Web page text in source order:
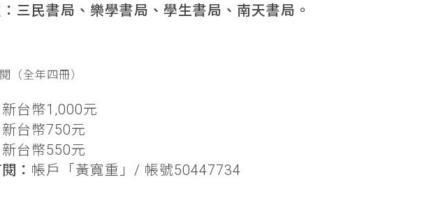
三民書局、樂學書局、學生書局、南天書局。
（全年四冊）
新台幣1,000元
新台幣750元
新台幣550元
： 帳戶「黃寬重」/ 帳號50447734